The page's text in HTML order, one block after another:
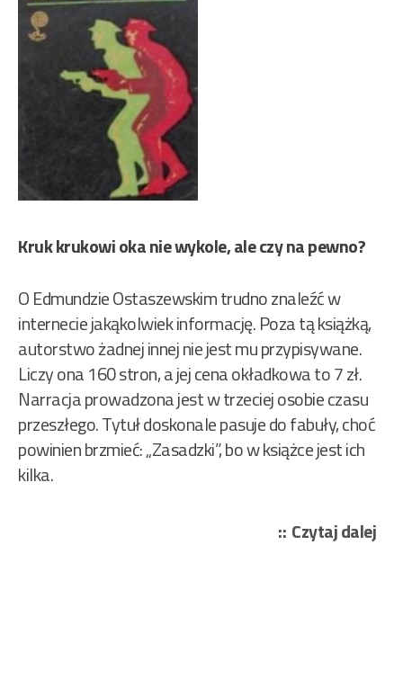
Kruk krukowi oka nie wykole, ale czy na pewno?
O Edmundzie Ostaszewskim trudno znaleźć w
internecie jakąkolwiek informację. Poza tą książką,
autorstwo żadnej innej nie jest mu przypisywane.
Liczy ona 160 stron, a jej cena okładkowa to 7 zł.
Narracja prowadzona jest w trzeciej osobie czasu
przeszłego. Tytuł doskonale pasuje do fabuły, choć
powinien brzmieć: „Zasadzki”, bo w książce jest ich
kilka.
Czytaj dalej